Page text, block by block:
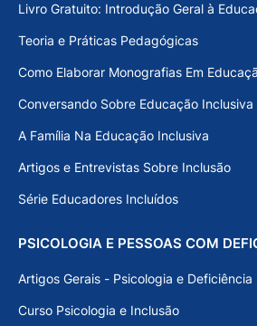
Livro Gratuito: Introdução Geral à
Teoria e Práticas Pedagógicas
Como Elaborar Monografias Em
Conversando Sobre Educação Inclusiva
A Família Na Educação Inclusiva
Artigos e Entrevistas Sobre Inclusão
Série Educadores Incluídos
PSICOLOGIA E PESSOAS COM
Artigos Gerais - Psicologia e Deficiência
Curso Psicologia e Inclusão